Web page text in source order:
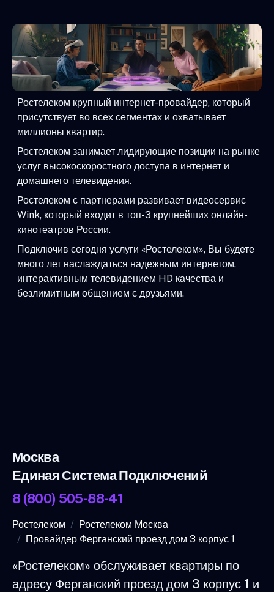
Ростелеком крупный интернет-провайдер, который
присутствует во всех сегментах и охватывает
миллионы квартир.
Ростелеком занимает лидирующие позиции на рынке
услуг высокоскоростного доступа в интернет и
домашнего телевидения.
Ростелеком с партнерами развивает видеосервис
Wink, который входит в топ-3 крупнейших онлайн-
кинотеатров России.
Подключив сегодня услуги «Ростелеком», Вы будете
много лет наслаждаться надежным интернетом,
интерактивным телевидением HD качества и
безлимитным общением с друзьями.
Москва
Единая Система Подключений
8 (800) 505-88-41
Ростелеком
Ростелеком Москва
Провайдер Ферганский проезд дом 3 корпус 1
«Ростелеком» обслуживает квартиры по
адресу Ферганский проезд дом 3 корпус 1 и